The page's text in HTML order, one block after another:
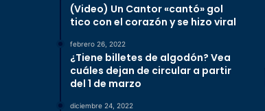
(Video) Un Cantor «cantó» gol
tico con el corazón y se hizo viral
febrero 26, 2022
¿Tiene billetes de algodón? Vea
cuáles dejan de circular a partir
del 1 de marzo
diciembre 24, 2022